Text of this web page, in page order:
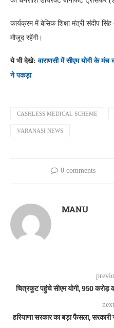
कार्यक्रम में बेसिक शिक्षा मंत्री संदीप
मौजूद रहेंगी।
ये भी देखे:वाराणसी में सीएम योगी के मंच
ने पकड़ा
CASHLESS MEDICAL SCHEME
VARANASI NEWS
0 comments
MANU
चित्रकूट पहुंचे सीएम योगी, 950 करोड़
हरियाणा सरकार का बड़ा फैसला,